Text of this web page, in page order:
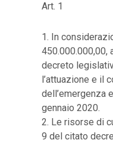
Art. 1
1. In
450.000.000,00,
decreto
l’attuazione e il
dell’emergenza
gennaio 2020.
2. Le risorse di
9 del citato